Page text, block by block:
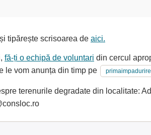
tipărește scrisoarea de aici.
fă-ți o echipă de voluntari din cercul
le vom anunța din timp pe
terenurile degradate din localitate: